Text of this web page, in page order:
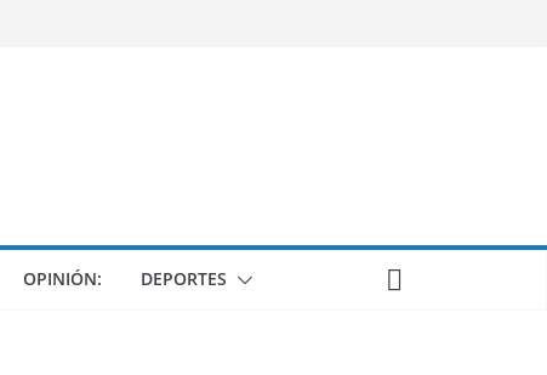
OPINIÓN: DEPORTES